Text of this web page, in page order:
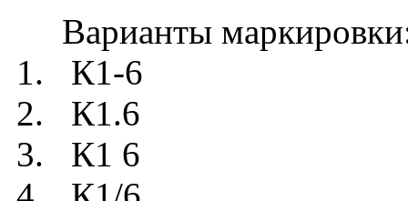
Варианты
1. К1-6
2. К1.6
3. К1 6